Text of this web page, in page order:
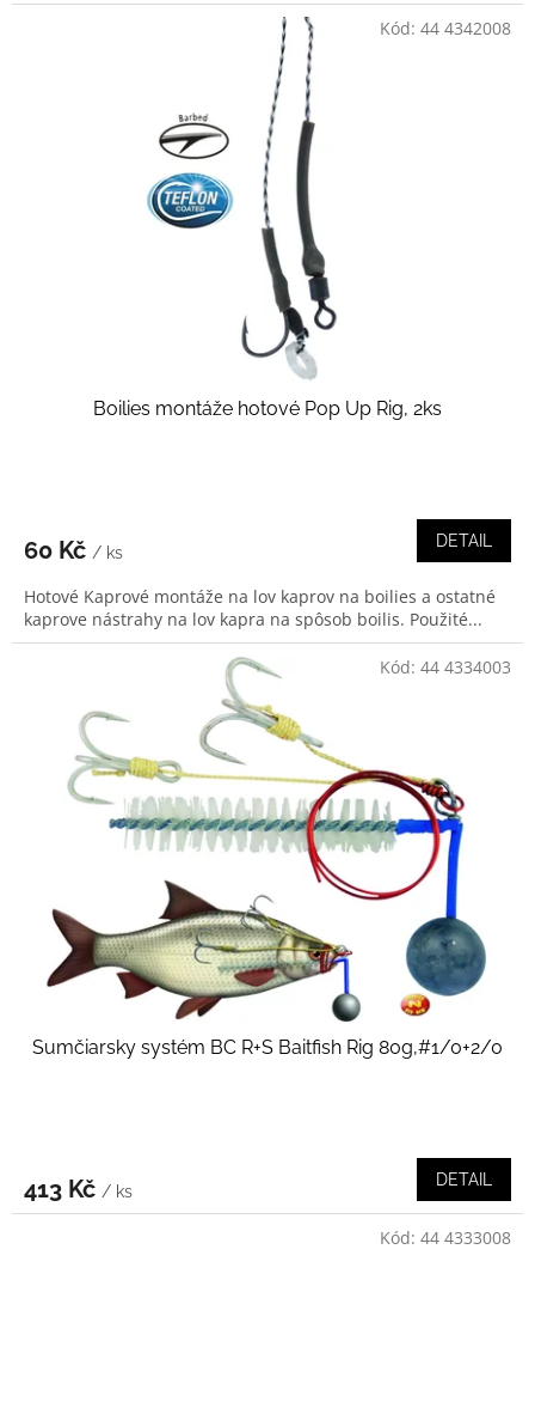
Boilies montáže hotové Pop Up Rig, 2ks
60 Kč / ks
DETAIL
Hotové Kaprové montáže na lov kaprov na boilies a ostatné
kaprove nástrahy na lov kapra na spôsob boilis. Použité...
Kód: 44 4342008
Sumčiarsky systém BC R+S Baitfish Rig 80g,#1/0+2/0
413 Kč / ks
DETAIL
Kód: 44 4334003
Kód: 44 4333008